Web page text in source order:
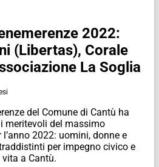
2022:
(Libertas), Corale
La Soglia
del Comune di Cantù ha
meritevoli del massimo
2022: uomini, donne e
per impegno civico e
a Cantù.